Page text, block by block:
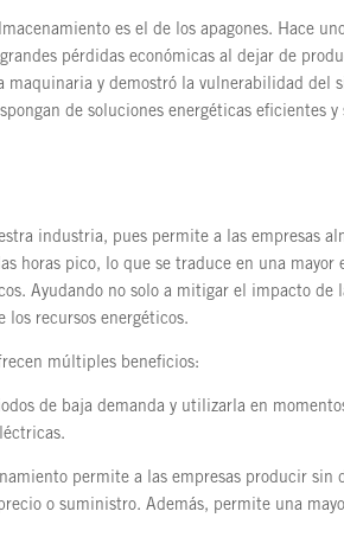
es el de los apagones. Hace
pérdidas económicas al dejar de
y demostró la vulnerabilidad del
de soluciones energéticas eficientes y
industria, pues permite a las empresas
horas pico, lo que se traduce en una mayor
Ayudando no solo a mitigar el impacto de
recursos energéticos.
múltiples beneficios:
de baja demanda y utilizarla en
permite a las empresas producir sin
o suministro. Además, permite una